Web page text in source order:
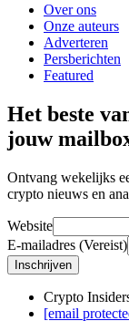
Over ons
Onze auteurs
Adverteren
Persberichten
Featured
Het beste
jouw
Ontvang wekelijks
crypto nieuws en
Website
E-mailadres (Vereist)
Inschrijven
Crypto
[email